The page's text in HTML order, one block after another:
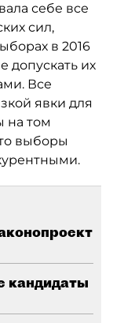
себе все
сил,
в 2016
допускать их
Все
явки для
на том
выборы
кандидаты